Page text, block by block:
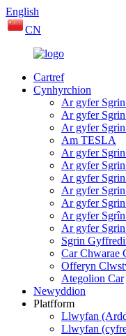
English
CN
Cartref
Cynhyrchion
Ar gyfer
Ar gyfer
Ar gyfer
Am TESLA
Ar gyfer Sgrin
Ar gyfer
Ar gyfer
Ar gyfer
Ar gyfer
Ar gyfer
Ar gyfer
Sgrin
Car Chwarae
Offeryn
Ategolion Car
Newyddion
Platfform
Llwyfan
Llwyfan